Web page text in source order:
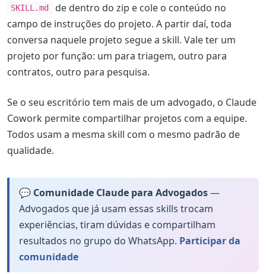
SKILL.md
de dentro do zip e cole o conteúdo no
campo de instruções do projeto. A partir daí, toda
conversa naquele projeto segue a skill. Vale ter um
projeto por função: um para triagem, outro para
contratos, outro para pesquisa.
Se o seu escritório tem mais de um advogado, o Claude
Cowork permite compartilhar projetos com a equipe.
Todos usam a mesma skill com o mesmo padrão de
qualidade.
💬 Comunidade Claude para Advogados—
Advogados que já usam essas skills trocam
experiências, tiram dúvidas e compartilham
resultados no grupo do WhatsApp. Participar da
comunidade